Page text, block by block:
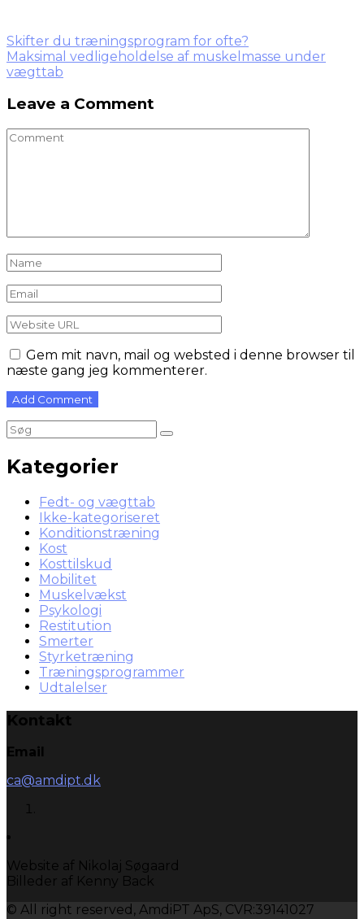
Indlægsnavigation
Skifter du træningsprogram for ofte?
Maksimal vedligeholdelse af muskelmasse under
vægttab
Leave a Comment
Gem mit navn, mail og websted i denne browser til
næste gang jeg kommenterer.
Kategorier
Fedt- og vægttab
Ikke-kategoriseret
Konditionstræning
Kost
Kosttilskud
Mobilitet
Muskelvækst
Psykologi
Restitution
Smerter
Styrketræning
Træningsprogrammer
Udtalelser
Kontakt
Email
ca@amdipt.dk
Website af Nikolaj Søgaard
Billeder af Kenny Back
© All right reserved, AmdiPT ApS, CVR:39141027